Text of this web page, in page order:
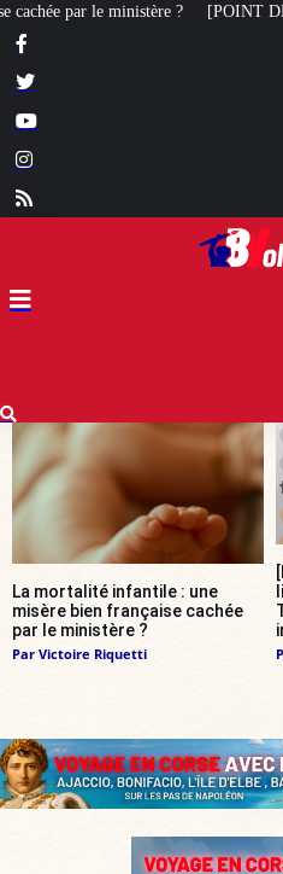
DE VUE] Gauche et liberté
La mortalité infantile : une
misère bien française cachée
par le ministère ?
Par Victoire Riquetti